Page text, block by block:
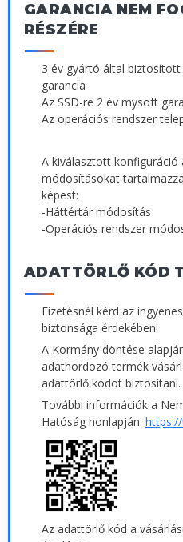
GARANCIA NEM
RÉSZÉRE
3 év gyártó által
garancia
Az SSD-re 2 év mysoft
Az operációs rendszer
A kiválasztott konfiguráció
módosításokat
képest:
-Háttértár módosítás
-Operációs rendszer
ADATTÖRLŐ KÓD
Fizetésnél kérd az
biztonsága érdekében!
A Kormány döntése
adathordozó termék
adattörlő kódot biztosítani.
További információk a
Hatóság honlapján:
Az adattörlő kód a